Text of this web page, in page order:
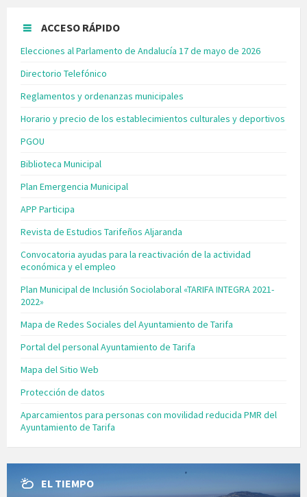
ACCESO RÁPIDO
Elecciones al Parlamento de Andalucía 17 de mayo de 2026
Directorio Telefónico
Reglamentos y ordenanzas municipales
Horario y precio de los establecimientos culturales y deportivos
PGOU
Biblioteca Municipal
Plan Emergencia Municipal
APP Participa
Revista de Estudios Tarifeños Aljaranda
Convocatoria ayudas para la reactivación de la actividad
económica y el empleo
Plan Municipal de Inclusión Sociolaboral «TARIFA INTEGRA 2021-
2022»
Mapa de Redes Sociales del Ayuntamiento de Tarifa
Portal del personal Ayuntamiento de Tarifa
Mapa del Sitio Web
Protección de datos
Aparcamientos para personas con movilidad reducida PMR del
Ayuntamiento de Tarifa
EL TIEMPO